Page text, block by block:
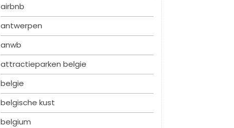
airbnb
antwerpen
anwb
attractieparken belgie
belgie
belgische kust
belgium